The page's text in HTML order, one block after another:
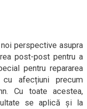
perspective asupra
post-post pentru a
pentru repararea
afecțiuni precum
Cu toate acestea,
se aplică și la